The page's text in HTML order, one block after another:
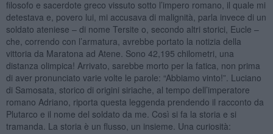
filosofo e sacerdote greco vissuto sotto l’impero romano, il quale mi
detestava e, povero lui, mi accusava di malignità, parla invece di un
soldato ateniese – di nome Tersite o, secondo altri storici, Eucle –
che, correndo con l’armatura, avrebbe portato la notizia della
vittoria da Maratona ad Atene. Sono 42,195 chilometri, una
distanza olimpica! Arrivato, sarebbe morto per la fatica, non prima
di aver pronunciato varie volte le parole: “Abbiamo vinto!”. Luciano
di Samosata, storico di origini siriache, al tempo dell’imperatore
romano Adriano, riporta questa leggenda prendendo il racconto da
Plutarco e il nome del soldato da me. Così si fa la storia e si
tramanda. La storia è un flusso, un insieme. Una curiosità: